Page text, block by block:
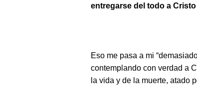
entregarse del todo a
Eso me pasa a mi
contemplando con verdad a
la vida y de la muerte, atado